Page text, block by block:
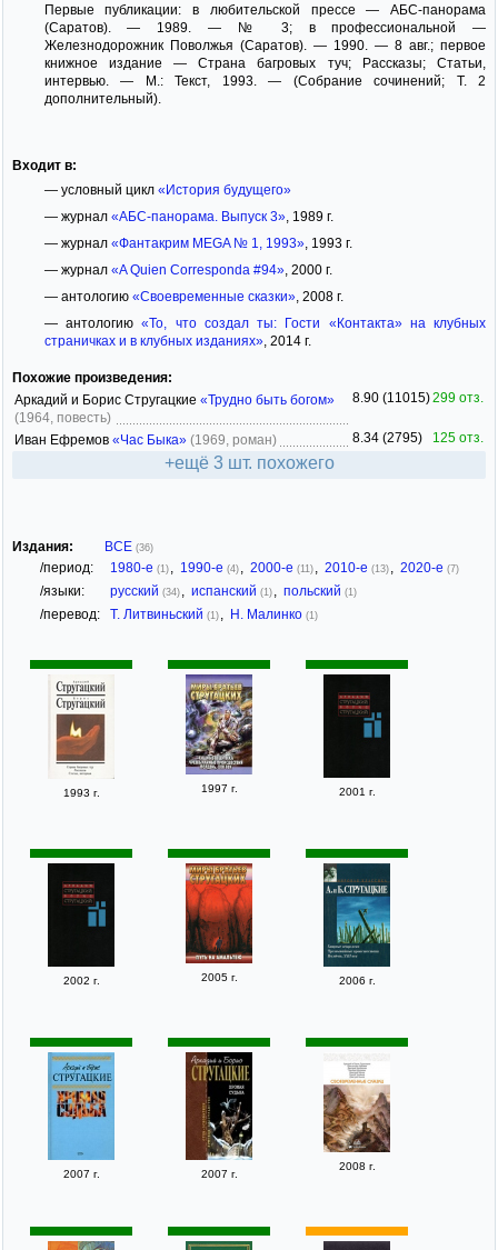
Первые публикации: в любительской прессе — АБС-панорама
(Саратов). — 1989. — № 3; в профессиональной —
Железнодорожник Поволжья (Саратов). — 1990. — 8 авг.; первое
книжное издание — Страна багровых туч; Рассказы; Статьи,
интервью. — М.: Текст, 1993. — (Собрание сочинений; Т. 2
дополнительный).
Входит в:
— условный цикл «История будущего»
— журнал «АБС-панорама. Выпуск 3», 1989 г.
— журнал «Фантакрим MEGA № 1, 1993», 1993 г.
— журнал «A Quien Corresponda #94», 2000 г.
— антологию «Своевременные сказки», 2008 г.
— антологию«То, что создал ты: Гости «Контакта» на клубных
страничках и в клубных изданиях», 2014 г.
Похожие произведения:
Аркадий и Борис Стругацкие «Трудно быть богом»
(1964, повесть)
8.90 (11015)299 отз.
Иван Ефремов «Час Быка» (1969, роман) 8.34 (2795) 125 отз.
+ещё 3 шт. похожего
Издания: ВСЕ (36)
/период: 1980-е (1) , 1990-е (4) , 2000-е (11) , 2010-е (13) , 2020-е (7)
/языки: русский (34) , испанский (1) , польский (1)
/перевод: Т. Литвиньский (1) , Н. Малинко (1)
1993 г. 1997 г. 2001 г.
2002 г. 2005 г. 2006 г.
2007 г. 2007 г.
2008 г.